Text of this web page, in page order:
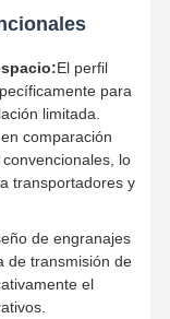
El perfil
para
limitada.
comparación
lo
transportadores y
de engranajes
de transmisión de
el